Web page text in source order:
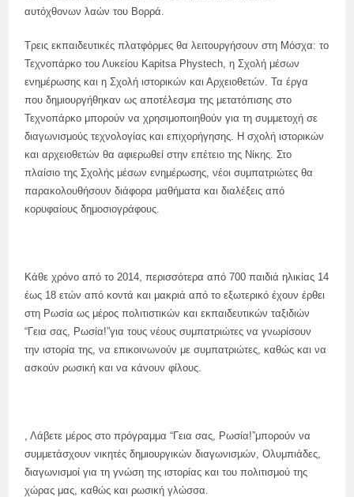
αυτόχθονων λαών του Βορρά.
Τρεις εκπαιδευτικές πλατφόρμες θα λειτουργήσουν στη Μόσχα: το
Τεχνοπάρκο του Λυκείου Kapitsa Phystech, η Σχολή μέσων
ενημέρωσης και η Σχολή ιστορικών και Αρχειοθετών. Τα έργα
που δημιουργήθηκαν ως αποτέλεσμα της μετατόπισης στο
Τεχνοπάρκο μπορούν να χρησιμοποιηθούν για τη συμμετοχή σε
διαγωνισμούς τεχνολογίας και επιχορήγησης. Η σχολή ιστορικών
και αρχειοθετών θα αφιερωθεί στην επέτειο της Νίκης. Στο
πλαίσιο της Σχολής μέσων ενημέρωσης, νέοι συμπατριώτες θα
παρακολουθήσουν διάφορα μαθήματα και διαλέξεις από
κορυφαίους δημοσιογράφους.
Κάθε χρόνο από το 2014, περισσότερα από 700 παιδιά ηλικίας 14
έως 18 ετών από κοντά και μακριά από το εξωτερικό έχουν έρθει
στη Ρωσία ως μέρος πολιτιστικών και εκπαιδευτικών ταξιδιών
“Γεια σας, Ρωσία!”για τους νέους συμπατριώτες να γνωρίσουν
την ιστορία της, να επικοινωνούν με συμπατριώτες, καθώς και να
ασκούν ρωσική και να κάνουν φίλους.
, Λάβετε μέρος στο πρόγραμμα “Γεια σας, Ρωσία!”μπορούν να
συμμετάσχουν νικητές δημιουργικών διαγωνισμών, Ολυμπιάδες,
διαγωνισμοί για τη γνώση της ιστορίας και του πολιτισμού της
χώρας μας, καθώς και ρωσική γλώσσα.